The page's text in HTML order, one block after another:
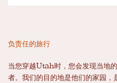
负责任的旅行
当您穿越Utah时，您会发现当地
者。我们的目的地是他们的家园